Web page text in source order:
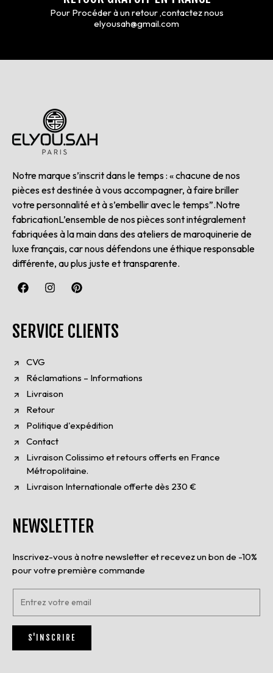
Pour Procéder à un retour ,contactez nous
elyousah@gmail.com
Notre marque s’inscrit dans le temps : « chacune de nos
pièces est destinée à vous accompagner, à faire briller
votre personnalité et à s’embellir avec le temps”.Notre
fabricationL’ensemble de nos pièces sont intégralement
fabriquées à la main dans des ateliers de maroquinerie de
luxe français, car nous défendons une éthique responsable
différente, au plus juste et transparente.
SERVICE CLIENTS
CVG
Réclamations – Informations
Livraison
Retour
Politique d'expédition
Contact
Livraison Colissimo et retours offerts en France
Métropolitaine.
Livraison Internationale offerte dès 230 €
NEWSLETTER
Inscrivez-vous à notre newsletter et recevez un bon de -10%
pour votre première commande
E
t
r
z
S'INSCRIRE